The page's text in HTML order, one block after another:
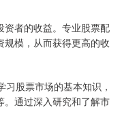
资者的收益。专业股票配
模，从而获得更高的收
股票市场的基本知识，
。通过深入研究和了解市